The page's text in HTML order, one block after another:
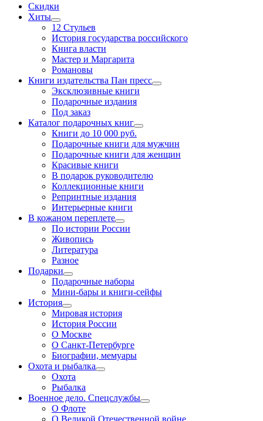
Скидки
Хиты
12 Стульев
История государства российского
Книга власти
Мастер и Маргарита
Романовы
Книги издательства Пан пресс
Эксклюзивные книги
Подарочные издания
Под заказ
Каталог подарочных книг
Книги до 10 000 руб.
Подарочные книги для мужчин
Подарочные книги для женщин
Красивые книги
В подарок руководителю
Коллекционные книги
Репринтные издания
Интерьерные книги
В кожаном переплете
По истории России
Живопись
Литература
Разное
Подарки
Подарочные наборы
Мини-бары и книги-сейфы
История
Мировая история
История России
О Москве
О Санкт-Петербурге
Биографии, мемуары
Охота и рыбалка
Охота
Рыбалка
Военное дело. Спецслужбы
О Флоте
О Великой Отечественной войне